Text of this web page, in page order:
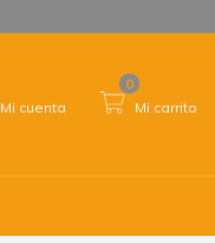
Mi cuenta Mi carrito
0